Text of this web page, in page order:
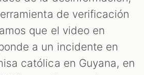
de verificación
que el video en
a un incidente en
católica en Guyana, en